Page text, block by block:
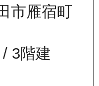
市雁宿町
/ 3階建